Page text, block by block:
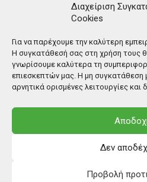
Διαχείριση
Cookies
Για να παρέχουμε την καλύτερη
Η συγκατάθεσή σας στη χρήση τους
γνωρίσουμε καλύτερα τη
επιεσκεπτών μας. Η μη συγκατάθεση
αρνητικά ορισμένες λειτουργίες και
Δεν
Προβολή
© Copyright: Ethos